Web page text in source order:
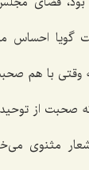
گویا احساس
وقتی با هم
صحبت از
مثنوی